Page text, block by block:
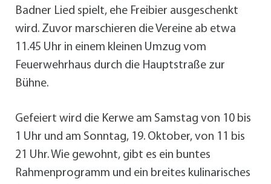
Badner Lied spielt, ehe Freibier ausgeschenkt
wird. Zuvor marschieren die Vereine ab etwa
11.45 Uhr in einem kleinen Umzug vom
Feuerwehrhaus durch die Hauptstraße zur
Bühne.
Gefeiert wird die Kerwe am Samstag von 10 bis
1 Uhr und am Sonntag, 19. Oktober, von 11 bis
21 Uhr. Wie gewohnt, gibt es ein buntes
Rahmenprogramm und ein breites kulinarisches